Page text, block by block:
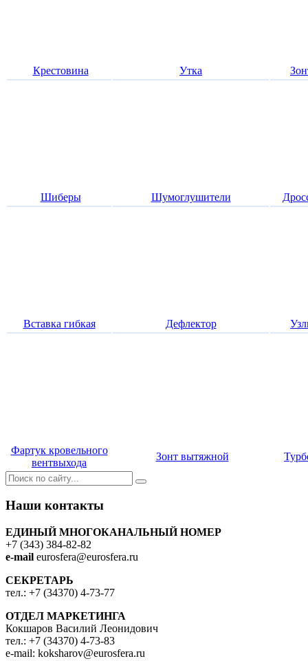
Крестовина Утка
Шиберы Шумоглушители
Вставка гибкая Дефлектор
Фартук кровельного
вентвыхода
Зонт вытяжной
Наши контакты
ЕДИНЫЙ МНОГОКАНАЛЬНЫЙ НОМЕР
+7 (343) 384-82-82
e-mail eurosfera@eurosfera.ru
СЕКРЕТАРЬ
тел.: +7 (34370) 4-73-77
ОТДЕЛ МАРКЕТИНГА
Кокшаров Василий Леонидович
тел.: +7 (34370) 4-73-83
e-mail: koksharov@eurosfera.ru